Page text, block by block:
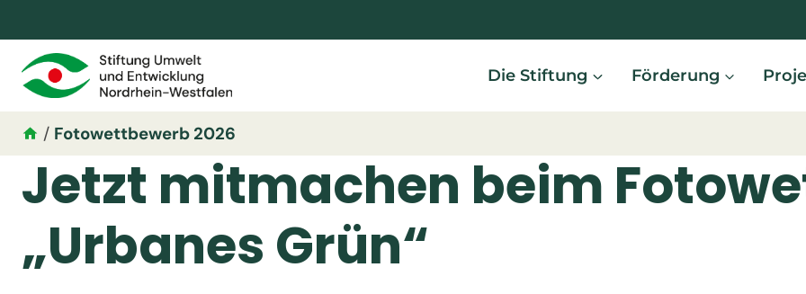
Die Stiftung Förderung
/ Fotowettbewerb 2026
Jetzt mitmachen beim
„Urbanes Grün“